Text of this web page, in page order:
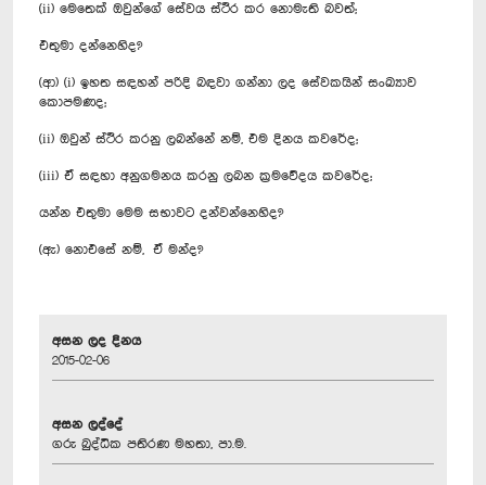
(ii) මෙතෙක් ඔවුන්ගේ සේවය ස්ථිර කර නොමැති බවත්;
එතුමා දන්නෙහිද?
(ආ) (i) ඉහත සඳහන් පරිදි බඳවා ගන්නා ලද සේවකයින් සංඛ්‍යාව
කොපමණද;
(ii) ඔවුන් ස්ථිර කරනු ලබන්නේ නම්, එම දිනය කවරේද;
(iii) ඒ සඳහා අනුගමනය කරනු ලබන ක්‍රමවේදය කවරේද;
යන්න එතුමා මෙම සභාවට දන්වන්නෙහිද?
(ඇ) නොඑසේ නම්, ඒ මන්ද?
අසන ලද දිනය
2015-02-06
අසන ලද්දේ
ගරු බුද්ධික පතිරණ මහතා, පා.ම.